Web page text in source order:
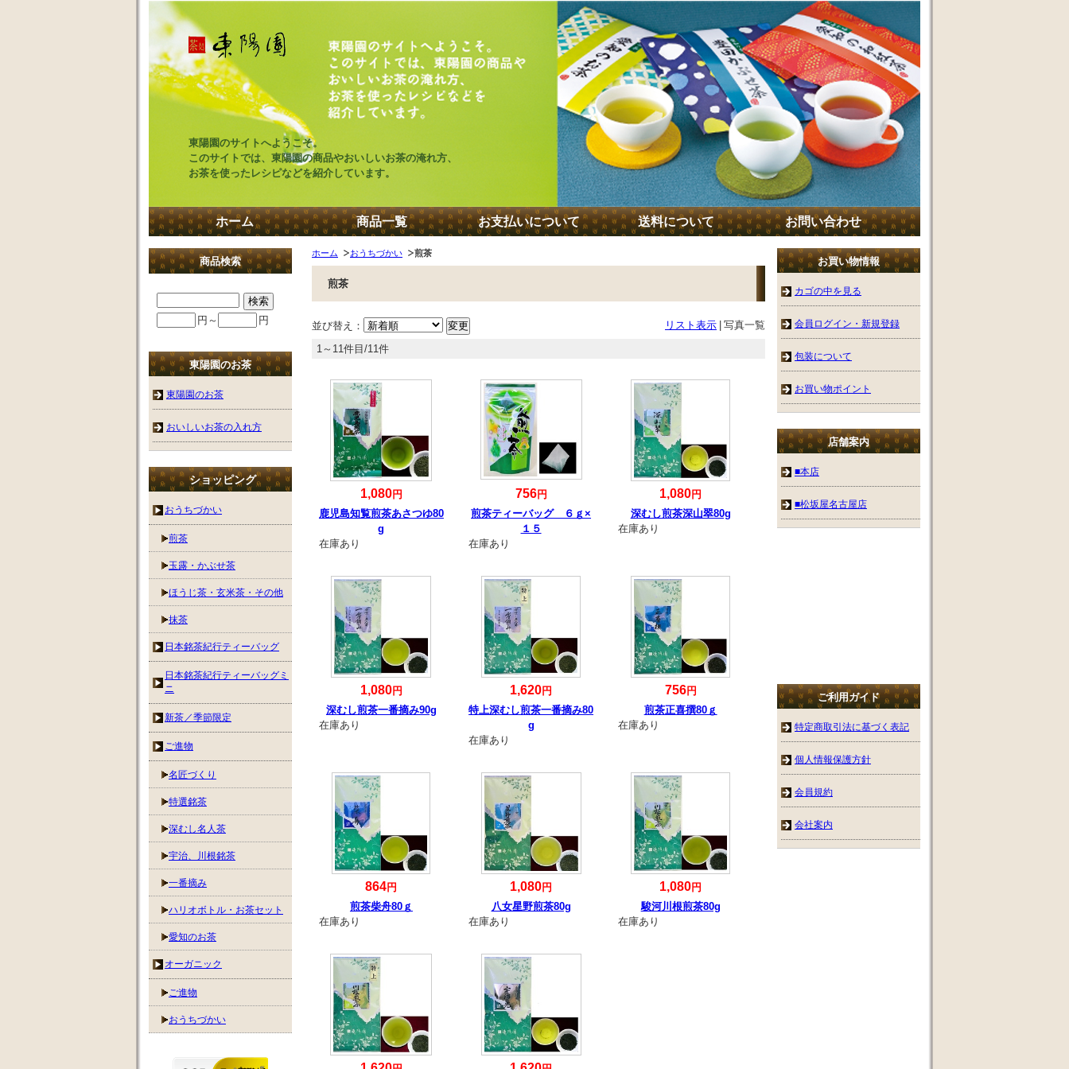
東陽園のサイトへようこそ。
このサイトでは、東陽園の商品やおいしいお茶の淹れ方、
お茶を使ったレシピなどを紹介しています。
ホーム 商品一覧 お支払いについて 送料について お問い合わせ
ホーム おうちづかい 煎茶
煎茶
リスト表示 写真一覧
並び替え：
1～11件目/11件
1,080円
鹿児島知覧煎茶あさつゆ80
g
在庫あり
756円
煎茶ティーバッグ ６ｇ×
１５
在庫あり
1,080円
深むし煎茶深山翠80g
在庫あり
1,080円
深むし煎茶一番摘み90g
在庫あり
1,620円
特上深むし煎茶一番摘み80
g
在庫あり
756円
煎茶正喜撰80ｇ
在庫あり
864円
煎茶柴舟80ｇ
在庫あり
1,080円
八女星野煎茶80g
在庫あり
1,080円
駿河川根煎茶80g
在庫あり
商品検索
円～ 円
東陽園のお茶
東陽園のお茶
おいしいお茶の入れ方
ショッピング
おうちづかい
煎茶
玉露・かぶせ茶
ほうじ茶・玄米茶・その他
抹茶
日本銘茶紀行ティーバッグ
日本銘茶紀行ティーバッグミ
ニ
新茶／季節限定
ご進物
名匠づくり
特選銘茶
深むし名人茶
宇治、川根銘茶
一番摘み
ハリオボトル・お茶セット
愛知のお茶
オーガニック
ご進物
おうちづかい
お買い物情報
カゴの中を見る
会員ログイン・新規登録
包装について
お買い物ポイント
店舗案内
■本店
■松坂屋名古屋店
ご利用ガイド
特定商取引法に基づく表記
個人情報保護方針
会員規約
会社案内